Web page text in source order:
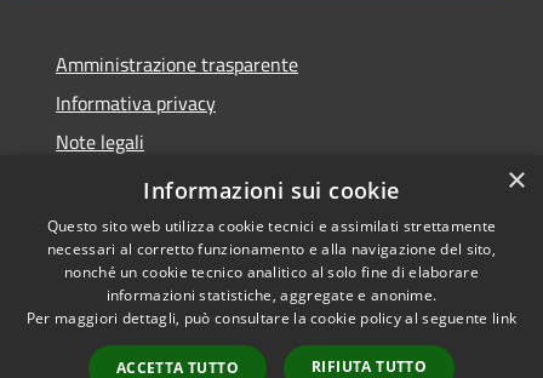
Amministrazione trasparente
Informativa privacy
Note legali
Dichiarazione di accessibilità
Accessibilità
Copyright © 2026 • Comune di
Desio • Powered by
Municipium•
Accesso
×
Informazioni sui cookie
Questo sito web utilizza cookie tecnici e assimilati strettamente
necessari al corretto funzionamento e alla navigazione del sito,
nonché un cookie tecnico analitico al solo fine di elaborare
informazioni statistiche, aggregate e anonime.
Per maggiori dettagli, può consultare la cookie policy al seguente link
ACCETTA TUTTO RIFIUTA TUTTO